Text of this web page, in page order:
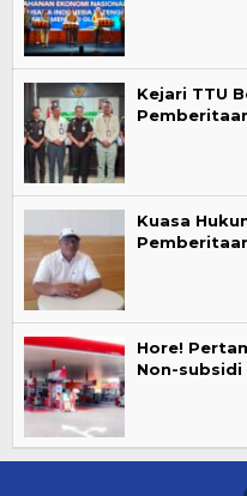
Kejari TTU
Kuasa
Hore!
Non-subsidi